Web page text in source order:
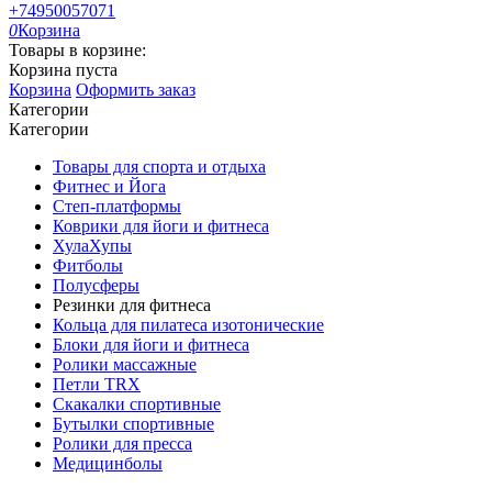
+74950057071
0Корзина
Товары в корзине:
Корзина пуста
Корзина Оформить заказ
Категории
Категории
Товары для спорта и отдыха
Фитнес и Йога
Степ-платформы
Коврики для йоги и фитнеса
ХулаХупы
Фитболы
Полусферы
Резинки для фитнеса
Кольца для пилатеса изотонические
Блоки для йоги и фитнеса
Ролики массажные
Петли TRX
Скакалки спортивные
Бутылки спортивные
Ролики для пресса
Медицинболы